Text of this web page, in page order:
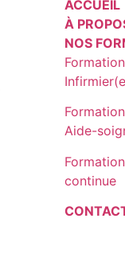
ACCUEIL
À
NOS
Formation
Formation
Aide-
Formation
continue